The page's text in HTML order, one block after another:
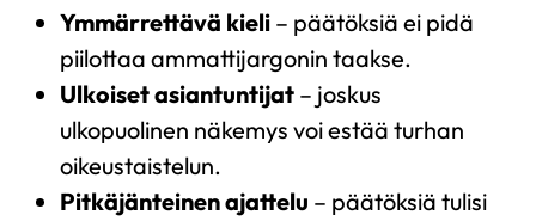
Ymmärrettävä kieli– päätöksiä ei pidä
piilottaa ammattijargonin taakse.
Ulkoiset asiantuntijat– joskus
ulkopuolinen näkemys voi estää turhan
oikeustaistelun.
Pitkäjänteinen ajattelu – päätöksiä tulisi